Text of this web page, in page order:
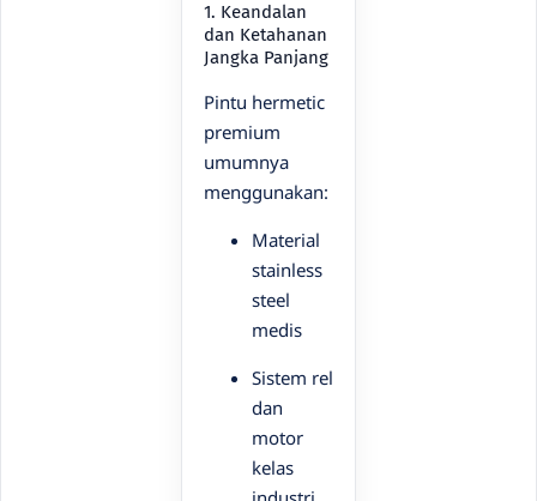
1. Keandalan
dan Ketahanan
Jangka Panjang
Pintu hermetic
premium
umumnya
menggunakan:
Material
stainless
steel
medis
Sistem rel
dan
motor
kelas